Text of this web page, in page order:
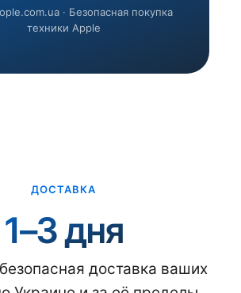
· Безопасная покупка
техники Apple
ДОСТАВКА
1–3 дня
доставка ваших